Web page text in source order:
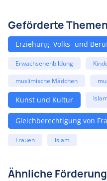
Geförderte
Erziehung, Volks- und
Erwachsenenbildung
muslimische Mädchen
Kunst und Kultur
Gleichberechtigung von
Frauen Islam
Ähnliche